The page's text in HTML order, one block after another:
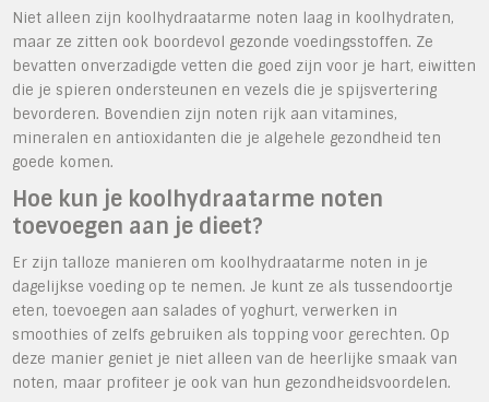
Niet alleen zijn koolhydraatarme noten laag in koolhydraten,
maar ze zitten ook boordevol gezonde voedingsstoffen. Ze
bevatten onverzadigde vetten die goed zijn voor je hart, eiwitten
die je spieren ondersteunen en vezels die je spijsvertering
bevorderen. Bovendien zijn noten rijk aan vitamines,
mineralen en antioxidanten die je algehele gezondheid ten
goede komen.
Hoe kun je koolhydraatarme noten
toevoegen aan je dieet?
Er zijn talloze manieren om koolhydraatarme noten in je
dagelijkse voeding op te nemen. Je kunt ze als tussendoortje
eten, toevoegen aan salades of yoghurt, verwerken in
smoothies of zelfs gebruiken als topping voor gerechten. Op
deze manier geniet je niet alleen van de heerlijke smaak van
noten, maar profiteer je ook van hun gezondheidsvoordelen.